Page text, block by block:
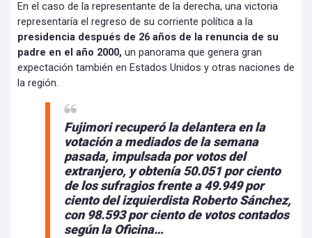
En el caso de la representante de la derecha, una victoria
representaría el regreso de su corriente política a la
presidencia después de 26 años de la renuncia de su
padre en el año 2000, un panorama que genera gran
expectación también en Estados Unidos y otras naciones de
la región.
Fujimori recuperó la delantera en la
votación a mediados de la semana
pasada, impulsada por votos del
extranjero, y obtenía 50.051 por ciento
de los sufragios frente a 49.949 por
ciento del izquierdista Roberto Sánchez,
con 98.593 por ciento de votos contados
según la Oficina…